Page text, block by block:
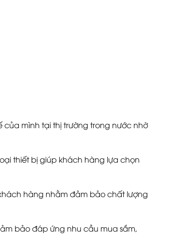
của mình tại thị trường trong nước nhờ
thiết bị giúp khách hàng lựa chọn
hàng nhằm đảm bảo chất lượng
bảo đáp ứng nhu cầu mua sắm,